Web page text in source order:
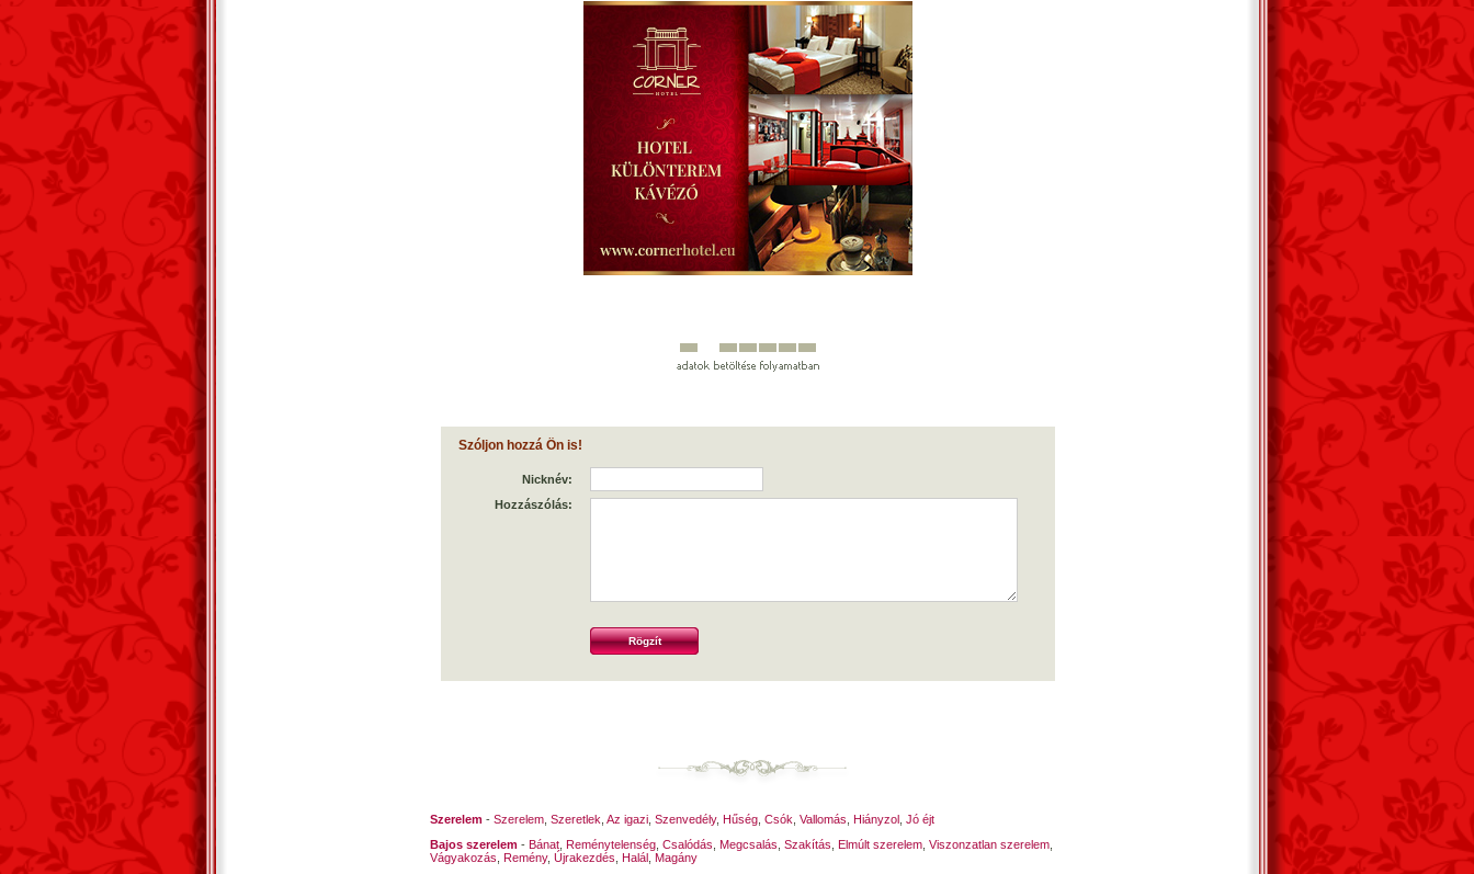
Szóljon hozzá Ön is!
Nicknév:
Hozzászólás:
Szerelem - Szerelem Szeretlek Az igazi Szenvedély, Hűség Csók Vallomás Hiányzol Jó éjt
Bajos szerelem - Bánat Reménytelenség Csalódás Megcsalás Szakítás Elmúlt szerelem Viszonzatlan szerelem
Vágyakozás Remény, Újrakezdés Halál Magány